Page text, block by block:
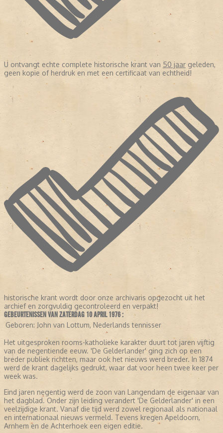
U ontvangt echte complete historische krant van 50 jaar geleden,
geen kopie of herdruk en met een certificaat van echtheid!
historische krant wordt door onze archivaris opgezocht uit het
archief en zorgvuldig gecontroleerd en verpakt!
GEBEURTENISSEN VAN ZATERDAG 10 APRIL 1976 :
Geboren: John van Lottum, Nederlands tennisser
Het uitgesproken rooms-katholieke karakter duurt tot jaren vijftig
van de negentiende eeuw. 'De Gelderlander' ging zich op een
breder publiek richtten, maar ook het nieuws werd breder. In 1874
werd de krant dagelijks gedrukt, waar dat voor heen twee keer per
week was.
Eind jaren negentig werd de zoon van Langendam de eigenaar van
het dagblad. Onder zijn leiding verandert 'De Gelderlander' in een
veelzijdige krant. Vanaf die tijd werd zowel regionaal als nationaal
en internationaal nieuws vermeld. Tevens kregen Apeldoorn,
Arnhem en de Achterhoek een eigen editie.